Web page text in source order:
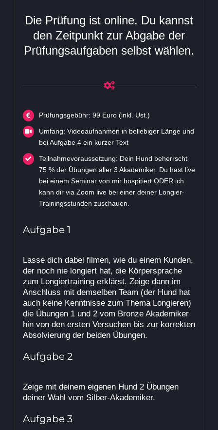
Die Prüfung ist online. Du kannst
den Zeitpunkt zur Abgabe der
Prüfungsaufgaben selbst wählen.
Prüfungsgebühr: 99 Euro (inkl. Ust.)
Umfang: Videoaufnahmen in beliebiger Länge und
bei Aufgabe 4 ein kurzer Text
Teilnahmevoraussetzung: Dein Hund beherrscht
75 % der Übungen aller 3 Akademiker. Du hast live
bei einem Seminar von mir hospitiert ODER ich
kann dir via Zoom live bei einer deiner Longier-
Trainingsstunden zuschauen.
Aufgabe 1
Lasse dich dabei filmen, wie du einem Kunden,
der noch nie longiert hat, die Körpersprache
zum Longiertraining erklärst. Zeige dann im
Anschluss mit demselben Team (der Hund hat
auch keine Kenntnisse zum Thema Longieren)
die Übungen 1 und 2 vom Bronze Akademiker
hin von den ersten Versuchen bis zur korrekten
Absolvierung der beiden Übungen.
Aufgabe 2
Zeige mit deinem eigenen Hund 2 Übungen
deiner Wahl vom Silber-Akademiker.
Aufgabe 3